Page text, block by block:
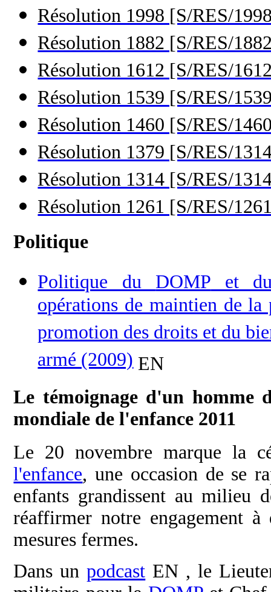
Résolution 1998 [S/RES/
Résolution 1882 [S/RES/
Résolution 1612 [S/RES/
Résolution 1539 [S/RES/
Résolution 1460 [S/RES/
Résolution 1379 [S/RES/
Résolution 1314 [S/RES/
Résolution 1261 [S/RES/
Politique
Politique du DOMP et
opérations de maintien de
promotion des droits et du
armé (2009)EN
Le témoignage d'un homme
mondiale de l'enfance 2011
Le 20 novembre marque la
l'enfance, une occasion de se
enfants grandissent au milieu
réaffirmer notre engagement
mesures fermes.
Dans unpodcast EN , le